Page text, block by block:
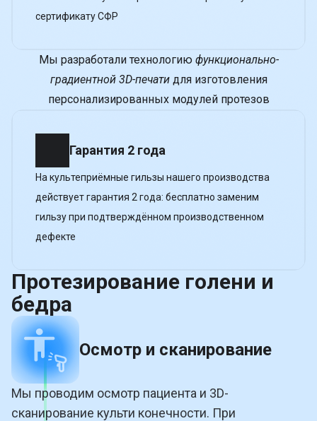
сертификату СФР
Мы разработали технологию функционально-
градиентной 3D-печатидля изготовления
персонализированных модулей протезов
Гарантия 2 года
На культеприёмные гильзы нашего производства
действует гарантия 2 года: бесплатно заменим
гильзу при подтверждённом производственном
дефекте
Протезирование голени и
бедра
Осмотр и сканирование
Мы проводим осмотр пациента и 3D-
сканирование культи конечности. При